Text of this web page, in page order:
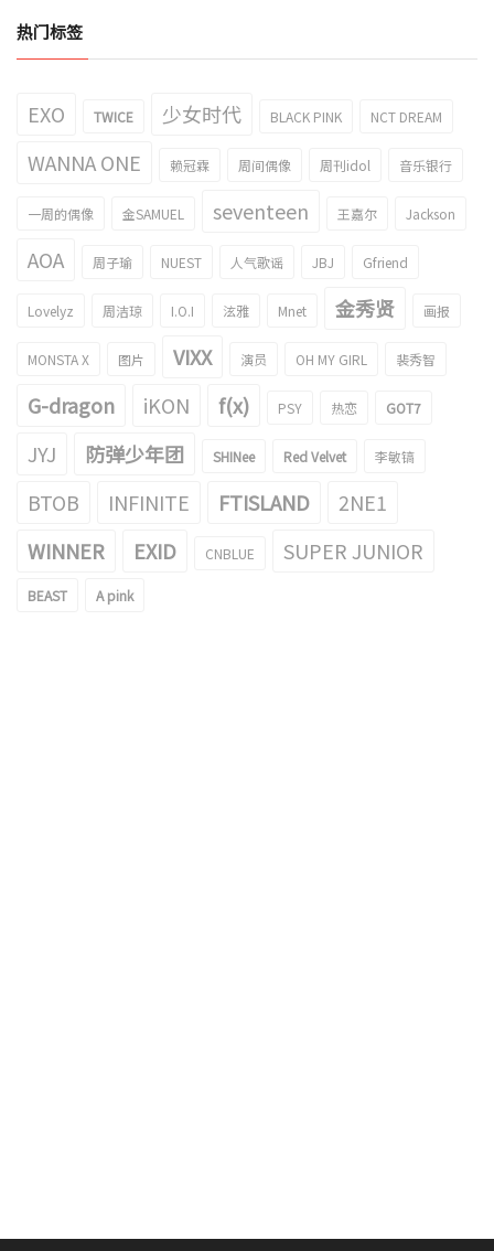
热门标签
EXO TWICE 少女时代 BLACK PINK NCT DREAM
WANNA ONE 赖冠霖 周间偶像 周刊idol 音乐银行
一周的偶像 金SAMUEL seventeen 王嘉尔 Jackson
AOA 周子瑜 NUEST 人气歌谣 JBJ Gfriend
Lovelyz 周洁琼 I.O.I 泫雅 Mnet 金秀贤 画报
MONSTA X 图片 VIXX 演员 OH MY GIRL 裴秀智
G-dragon iKON f(x) PSY 热恋 GOT7
JYJ 防弹少年团 SHINee Red Velvet 李敏镐
BTOB INFINITE FTISLAND
2NE1
WINNER
EXID CNBLUE SUPER JUNIOR
BEAST A pink